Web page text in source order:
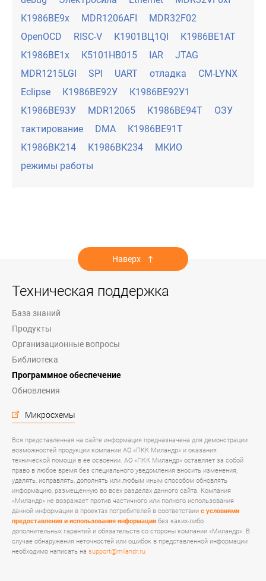
К1986ВЕ9х
MDR1206AFI
MDR32F02
OpenOCD
RISC-V К1901ВЦ1QI
К1986ВЕ1АТ
К1986ВЕ1х
К5101НВ015 IAR
JTAG
MDR1215LGI
SPI UART отладка
CM-LYNX
Eclipse
К1986ВЕ92У
К1986ВЕ92У1
К1986ВЕ93У
MDR12065 К1986ВЕ94Т
ОЗУ
тактирование
DMA
К1986ВЕ91Т
К1986ВК214
К1986ВК234
МКИО
режимы работы
Наверх
Техническая поддержка
База знаний
Продукты
Организационные вопросы
Библиотека
Программное обеспечение
Обновления
Микросхемы
Вся представленная на сайте информация предназначена для демонстрации
возможностей продукции компании АО «ПКК Миландр» и оказания
технической помощи в ее освоении. АО «ПКК Миландр» оставляет за собой
право в любое время без специального уведомления вносить изменения,
удалять, исправлять, дополнять или любым иным способом обновлять
информацию, размещенную во всех разделах данного сайта. Компания
«Миландр» не возражает против частичного или полного использования
данной информации в проектах потребителей в соответствии с условиями
предоставления и использования информации без каких-либо
дополнительных гарантий и обязательств со стороны компании «Миландр». В
случае обнаружения неточностей или ошибок в представленной информации
необходимо написать на support@milandr.ru